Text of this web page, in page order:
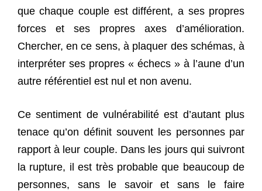
que chaque couple est différent, a ses propres
forces et ses propres axes d’amélioration.
Chercher, en ce sens, à plaquer des schémas, à
interpréter ses propres « échecs » à l’aune d’un
autre référentiel est nul et non avenu.
Ce sentiment de vulnérabilité est d’autant plus
tenace qu’on définit souvent les personnes par
rapport à leur couple. Dans les jours qui suivront
la rupture, il est très probable que beaucoup de
personnes, sans le savoir et sans le faire